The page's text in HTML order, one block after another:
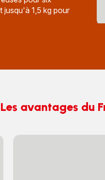
jusqu'à 1,5 kg pour
Les avantages du